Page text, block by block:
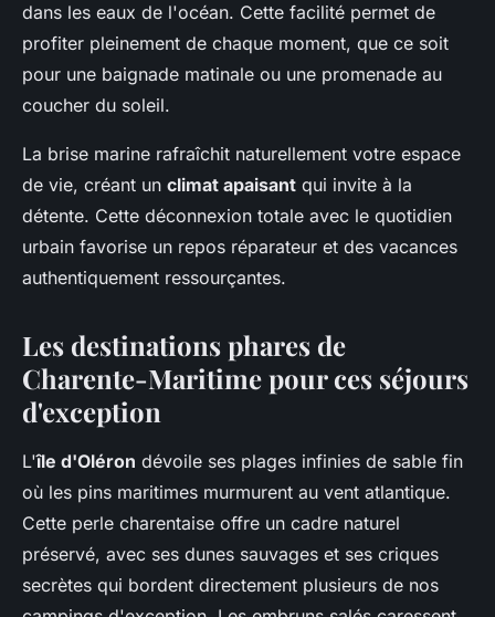
dans les eaux de l'océan. Cette facilité permet de
profiter pleinement de chaque moment, que ce soit
pour une baignade matinale ou une promenade au
coucher du soleil.
La brise marine rafraîchit naturellement votre espace
de vie, créant un climat apaisant qui invite à la
détente. Cette déconnexion totale avec le quotidien
urbain favorise un repos réparateur et des vacances
authentiquement ressourçantes.
Les destinations phares de
Charente-Maritime pour ces séjours
d'exception
L'île d'Oléron dévoile ses plages infinies de sable fin
où les pins maritimes murmurent au vent atlantique.
Cette perle charentaise offre un cadre naturel
préservé, avec ses dunes sauvages et ses criques
secrètes qui bordent directement plusieurs de nos